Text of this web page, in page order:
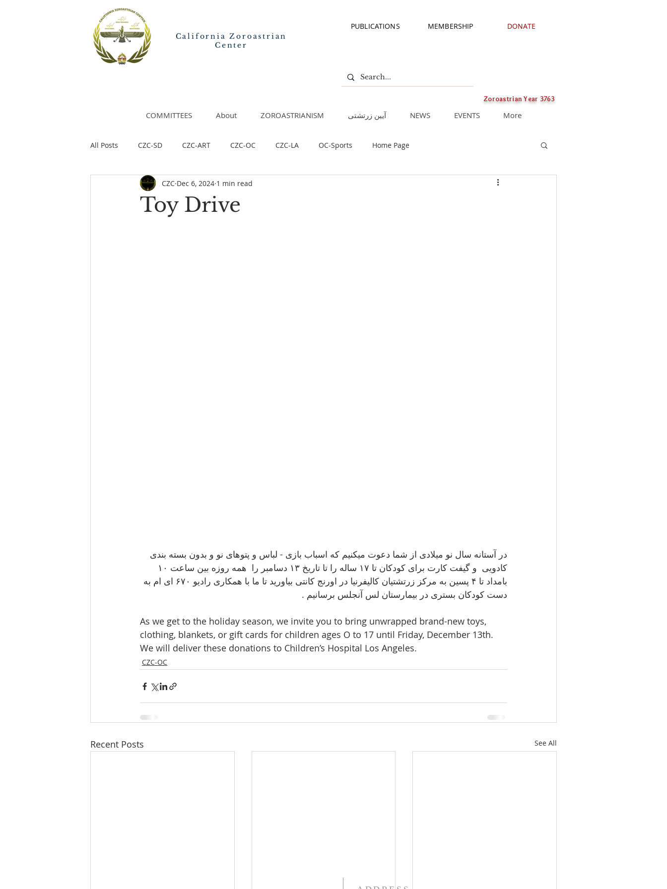
California Zoroastrian
Center
PUBLICATIONS MEMBERSHIP DONATE
Zoroastrian Year 3763
COMMITTEES About ZOROASTRIANISM آیین زرتشتی NEWS EVENTS More
All Posts CZC-SD CZC-ART CZC-OC CZC-LA OC-Sports Home Page
Toy Drive
CZC Dec 6, 2024 1 min read
در آستانه سال نو میلادی از شما دعوت میکنیم که اسباب بازی - لباس و پتوهای نو و بدون بسته بندی
بامداد تا ۴ پسین به مرکز زرتشتیان کالیفرنیا در اورنج کانتی بیاورید تا ما با همکاری رادیو ۶۷۰ ای ام به
دست کودکان بستری در بیمارستان لس آنجلس برسانیم .
As we get to the holiday season, we invite you to bring unwrapped brand-new toys,
clothing, blankets, or gift cards for children ages O to 17 until Friday, December 13th.
We will deliver these donations to Children’s Hospital Los Angeles.
CZC-OC
Recent Posts See All